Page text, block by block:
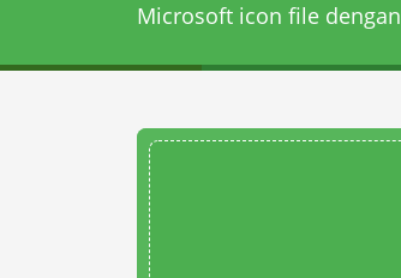
Microsoft icon file dengan